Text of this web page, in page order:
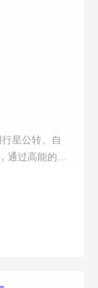
星公转、自
通过高能的摩
离心加速